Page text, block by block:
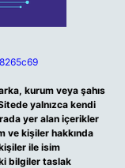
kurum veya şahıs
yalnızca kendi
yer alan içerikler
ve kişiler hakkında
ile isim
bilgiler taslak